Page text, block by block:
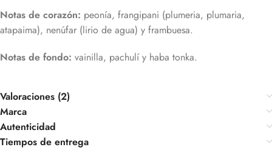
Notas de corazón: peonía, frangipani (plumeria, plumaria,
atapaima), nenúfar (lirio de agua) y frambuesa.
Notas de fondo: vainilla, pachulí y haba tonka.
Valoraciones (2)
Marca
Autenticidad
Tiempos de entrega